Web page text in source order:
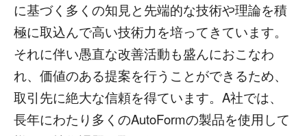
に基づく多くの知見と先端的な技術や理論を積
極に取込んで高い技術力を培ってきています。
それに伴い愚直な改善活動も盛んにおこなわ
れ、価値のある提案を行うことができるため、
取引先に絶大な信頼を得ています。A社では、
長年にわたり多くのAutoFormの製品を使用して